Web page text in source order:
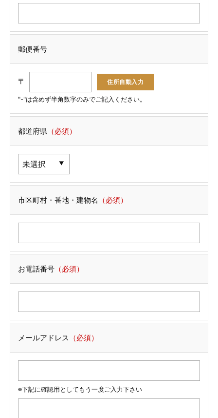
郵便番号
〒
"-"は含めず半角数字のみでご記入ください。
都道府県 （必須）
市区町村・番地・建物名 （必須）
お電話番号 （必須）
メールアドレス （必須）
※下記に確認用としてもう一度ご入力下さい